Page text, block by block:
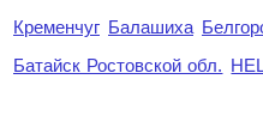
Кременчуг Балашиха
Батайск Ростовской обл.